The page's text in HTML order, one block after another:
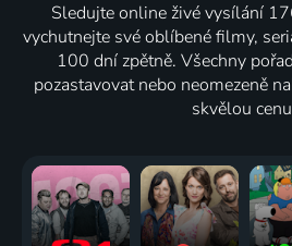
Sledujte online živé vysílání
vychutnejte své oblíbené filmy,
100 dní zpětně. Všechny
pozastavovat nebo neomezeně
skvělou